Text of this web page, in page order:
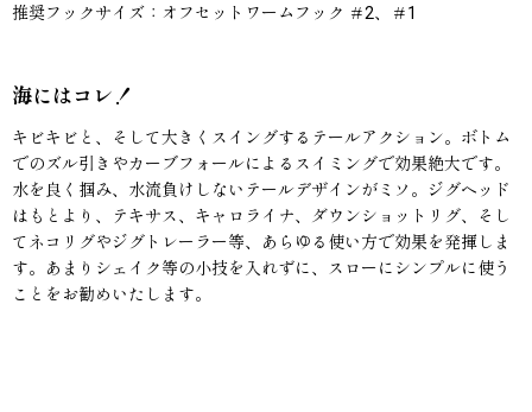
推奨フックサイズ：オフセットワームフック ＃2、＃1
海にはコレ！
キビキビと、そして大きくスイングするテールアクション。ボトム
でのズル引きやカーブフォールによるスイミングで効果絶大です。
水を良く掴み、水流負けしないテールデザインがミソ。ジグヘッド
はもとより、テキサス、キャロライナ、ダウンショットリグ、そし
てネコリグやジグトレーラー等、あらゆる使い方で効果を発揮しま
す。あまりシェイク等の小技を入れずに、スローにシンプルに使う
ことをお勧めいたします。